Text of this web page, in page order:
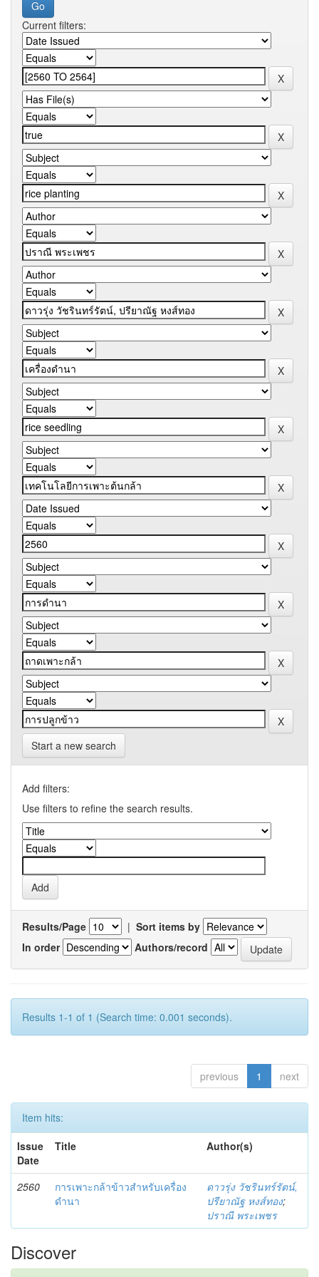
Current filters:
Start a new search
Add filters:
Use filters to refine the search results.
Results/Page | Sort items by
In order
Authors/record
Results 1-1 of 1 (Search time: 0.001 seconds).
previous 1 next
Item hits:
Issue
Date
Title Author(s)
2560
การเพาะกล้าข้าวสำหรับเครื่อง
ดำนา
ดาวรุ่ง วัชรินทร์รัตน์,
ปรียาณัฐ หงส์ทอง;
ปราณี พระเพชร
Discover